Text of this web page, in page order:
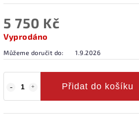
5 750 Kč
Vyprodáno
Můžeme doručit do: 1.9.2026
Přidat do košíku